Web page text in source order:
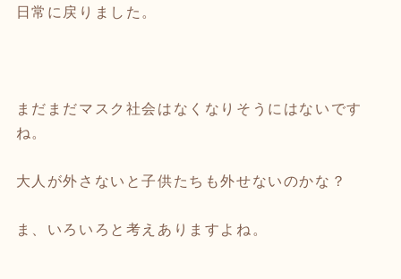
日常に戻りました。
まだまだマスク社会はなくなりそうにはないです
ね。
大人が外さないと子供たちも外せないのかな？
ま、いろいろと考えありますよね。